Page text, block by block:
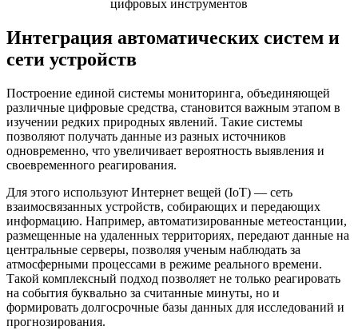
Интеграция автоматических систем и
сети устройств
Построение единой системы мониторинга, объединяющей
различные цифровые средства, становится важным этапом в
изучении редких природных явлений. Такие системы
позволяют получать данные из разных источников
одновременно, что увеличивает вероятность выявления и
своевременного реагирования.
Для этого используют Интернет вещей (IoT) — сеть
взаимосвязанных устройств, собирающих и передающих
информацию. Например, автоматизированные метеостанции,
размещенные на удаленных территориях, передают данные на
центральные серверы, позволяя ученым наблюдать за
атмосферными процессами в режиме реального времени.
Такой комплексный подход позволяет не только реагировать
на события буквально за считанные минуты, но и
формировать долгосрочные базы данных для исследований и
прогнозирования.